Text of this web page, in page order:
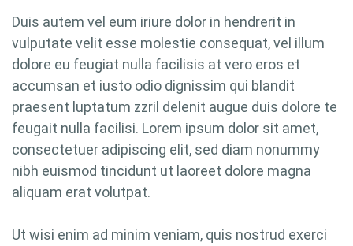
Duis autem vel eum iriure dolor in hendrerit in
vulputate velit esse molestie consequat, vel illum
dolore eu feugiat nulla facilisis at vero eros et
accumsan et iusto odio dignissim qui blandit
praesent luptatum zzril delenit augue duis dolore te
feugait nulla facilisi. Lorem ipsum dolor sit amet,
consectetuer adipiscing elit, sed diam nonummy
nibh euismod tincidunt ut laoreet dolore magna
aliquam erat volutpat.
Ut wisi enim ad minim veniam, quis nostrud exerci